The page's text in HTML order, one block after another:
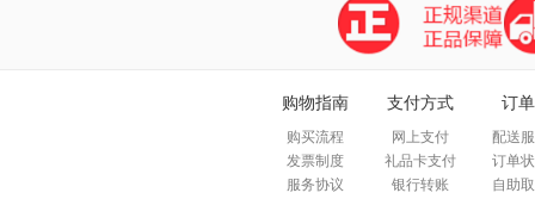
购物指南
购买流程
发票制度
服务协议
支付方式
网上支付
礼品卡支付
银行转账
订
配送
订单
自助